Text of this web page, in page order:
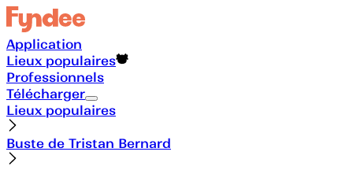
Application
Lieux populaires
Professionnels
Télécharger
Lieux populaires
Buste de Tristan Bernard